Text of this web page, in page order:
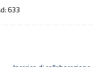
633